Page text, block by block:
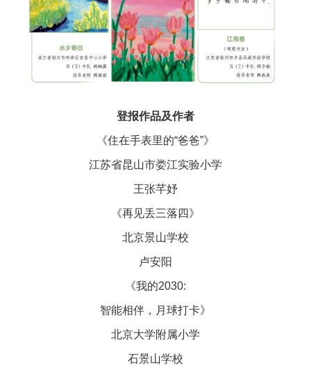
登报作品及作者
《住在手表里的“爸爸”》
江苏省昆山市娄江实验小学
王张芊妤
《再见丢三落四》
北京景山学校
卢安阳
《我的2030:
智能相伴，月球打卡》
北京大学附属小学
石景山学校